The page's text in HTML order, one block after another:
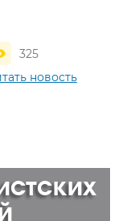
325
новость